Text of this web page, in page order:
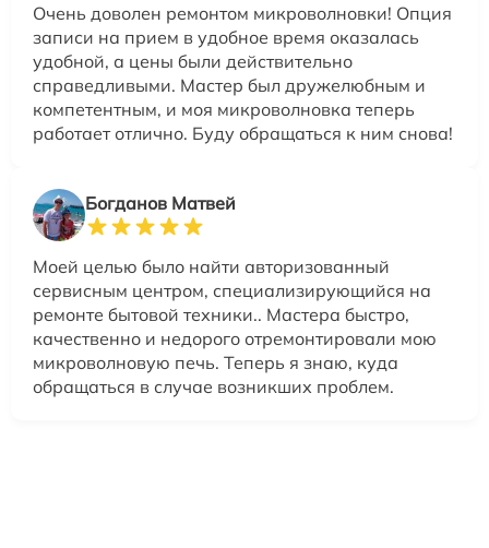
Очень доволен ремонтом микроволновки! Опция
записи на прием в удобное время оказалась
удобной, а цены были действительно
справедливыми. Мастер был дружелюбным и
компетентным, и моя микроволновка теперь
работает отлично. Буду обращаться к ним снова!
Богданов Матвей
Моей целью было найти авторизованный
сервисным центром, специализирующийся на
ремонте бытовой техники.. Мастера быстро,
качественно и недорого отремонтировали мою
микроволновую печь. Теперь я знаю, куда
обращаться в случае возникших проблем.